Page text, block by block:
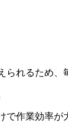
れるため、
作業効率が